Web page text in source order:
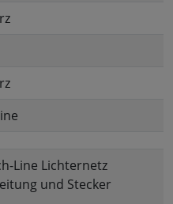
Line Lichternetz
und Stecker